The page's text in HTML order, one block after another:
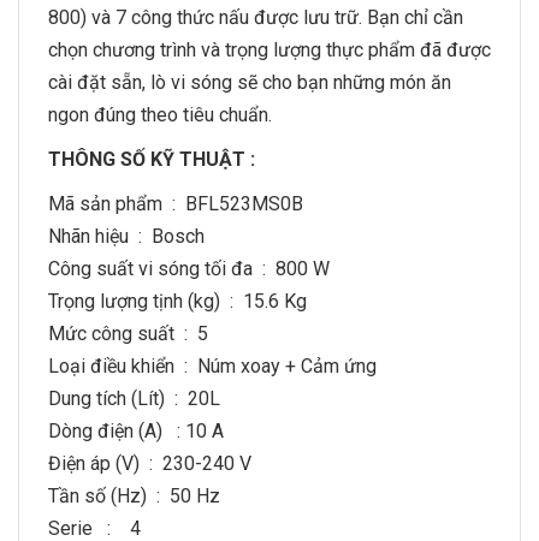
800) và 7 công thức nấu được lưu trữ. Bạn chỉ cần
chọn chương trình và trọng lượng thực phẩm đã được
cài đặt sẵn, lò vi sóng sẽ cho bạn những món ăn
ngon đúng theo tiêu chuẩn.
THÔNG SỐ KỸ THUẬT :
Mã sản phẩm : BFL523MS0B
Nhãn hiệu : Bosch
Công suất vi sóng tối đa : 800 W
Trọng lượng tịnh (kg) : 15.6 Kg
Mức công suất : 5
Loại điều khiển : Núm xoay + Cảm ứng
Dung tích (Lít) : 20L
Dòng điện (A) : 10 A
Điện áp (V) : 230-240 V
Tần số (Hz) : 50 Hz
Serie : 4